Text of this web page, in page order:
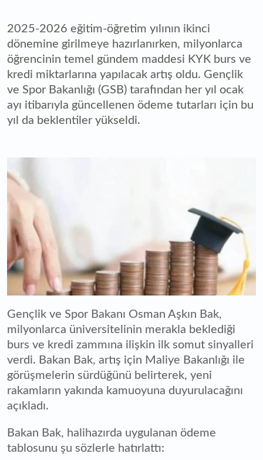
2025-2026 eğitim-öğretim yılının ikinci
dönemine girilmeye hazırlanırken, milyonlarca
öğrencinin temel gündem maddesi KYK burs ve
kredi miktarlarına yapılacak artış oldu. Gençlik
ve Spor Bakanlığı (GSB) tarafından her yıl ocak
ayı itibarıyla güncellenen ödeme tutarları için bu
yıl da beklentiler yükseldi.
Gençlik ve Spor Bakanı Osman Aşkın Bak,
milyonlarca üniversitelinin merakla beklediği
burs ve kredi zammına ilişkin ilk somut sinyalleri
verdi. Bakan Bak, artış için Maliye Bakanlığı ile
görüşmelerin sürdüğünü belirterek, yeni
rakamların yakında kamuoyuna duyurulacağını
açıkladı.
Bakan Bak, halihazırda uygulanan ödeme
tablosunu şu sözlerle hatırlattı: